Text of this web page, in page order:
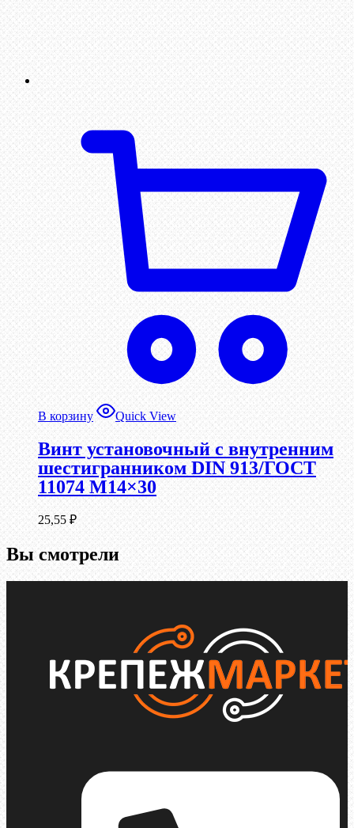
В корзину Quick View
Винт установочный с внутренним
шестигранником DIN 913/ГОСТ
11074 М14×30
25,55 ₽
Вы смотрели